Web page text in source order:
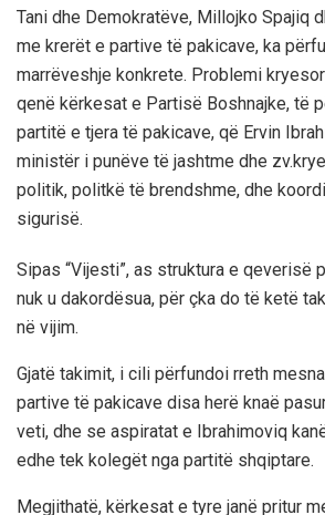
Tani dhe Demokratëve, Millojko Spajiq
me krerët e partive të pakicave, ka
marrëveshje konkrete. Problemi
qenë kërkesat e Partisë Boshnajke, të
partitë e tjera të pakicave, që Ervin
ministër i punëve të jashtme dhe
politik, politkë të brendshme, dhe
sigurisë.
Sipas “Vijesti”, as struktura e qeverisë
nuk u dakordësua, për çka do të ketë
në vijim.
Gjatë takimit, i cili përfundoi rreth
partive të pakicave disa herë knaë
veti, dhe se aspiratat e Ibrahimoviq
edhe tek kolegët nga partitë shqiptare.
Megjithatë, kërkesat e tyre janë pritur